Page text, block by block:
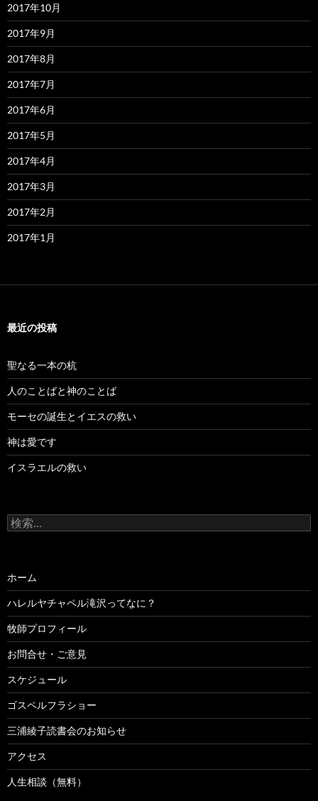
2017年10月
2017年9月
2017年8月
2017年7月
2017年6月
2017年5月
2017年4月
2017年3月
2017年2月
2017年1月
最近の投稿
聖なる一本の杭
人のことばと神のことば
モーセの誕生とイエスの救い
神は愛です
イスラエルの救い
検
索:
ホーム
ハレルヤチャペル滝沢ってなに？
牧師プロフィール
お問合せ・ご意見
スケジュール
ゴスペルフラショー
三浦綾子読書会のお知らせ
アクセス
人生相談（無料）